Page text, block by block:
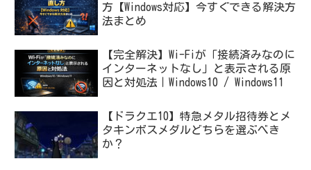
方【Windows対応】今すぐできる解決方
法まとめ
【完全解決】Wi-Fiが「接続済みなのに
インターネットなし」と表示される原
因と対処法｜Windows10 / Windows11
【ドラクエ10】特急メタル招待券とメ
タキンボスメダルどちらを選ぶべき
か？